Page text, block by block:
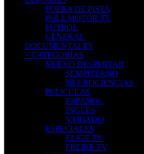
FUERA DE PISTA
FULL MOTOR TV
FÚTBOL
GENERAL
DOCUMENTALES
+ CATEGORÍAS
NUEVO DESPERTAR
SEMPITERNO
NEUROCIENCIAS
PELÍCULAS
ESPAÑOL
INGLES
VARIADO
ESPECIALES
ELIGE TV
FREIRE TV